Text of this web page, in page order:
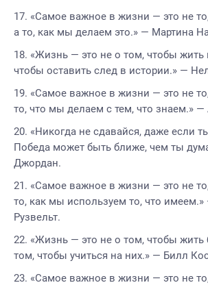
«Самое важное в жизни — это не
а то, как мы делаем это.» — Мартина
«Жизнь — это не о том, чтобы жить
чтобы оставить след в истории.» —
«Самое важное в жизни — это не
то, что мы делаем с тем, что знаем.» —
«Никогда не сдавайся, даже если
Победа может быть ближе, чем ты
Джордан.
«Самое важное в жизни — это не
то, как мы используем то, что
Рузвельт.
«Жизнь — это не о том, чтобы жить
том, чтобы учиться на них.» — Билл
«Самое важное в жизни — это не